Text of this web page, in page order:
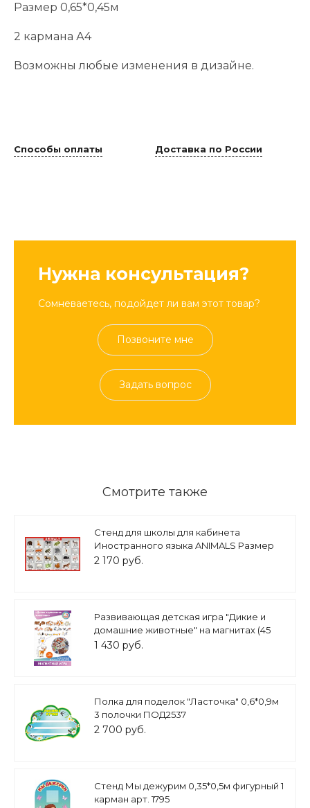
Размер 0,65*0,45м
2 кармана А4
Возможны любые изменения в дизайне.
Способы оплаты Доставка по России
Нужна консультация?
Сомневаетесь, подойдет ли вам этот товар?
Позвоните мне
Задать вопрос
Смотрите также
Стенд для школы для кабинета
Иностранного языка ANIMALS Размер
1х0,6м арт.3552
2 170 руб.
Развивающая детская игра "Дикие и
домашние животные" на магнитах (45
деталей) арт. ДД587
1 430 руб.
Полка для поделок "Ласточка" 0,6*0,9м
3 полочки ПОД2537
2 700 руб.
Стенд Мы дежурим 0,35*0,5м фигурный 1
карман арт. 1795